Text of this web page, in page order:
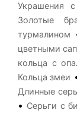
Украшения
Золотые
турмалином
цветными
кольца с
Кольца змеи
Длинные
• Серьги с